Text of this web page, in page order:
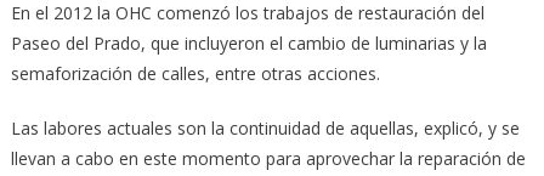
En el 2012 la OHC comenzó los trabajos de restauración del
Paseo del Prado, que incluyeron el cambio de luminarias y la
semaforización de calles, entre otras acciones.
Las labores actuales son la continuidad de aquellas, explicó, y se
llevan a cabo en este momento para aprovechar la reparación de